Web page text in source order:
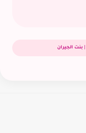
بنت الجيران